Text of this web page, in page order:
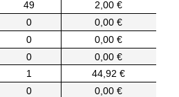
49
2,00 €
0
0,00 €
0
0,00 €
0
0,00 €
1
44,92 €
0
0,00 €